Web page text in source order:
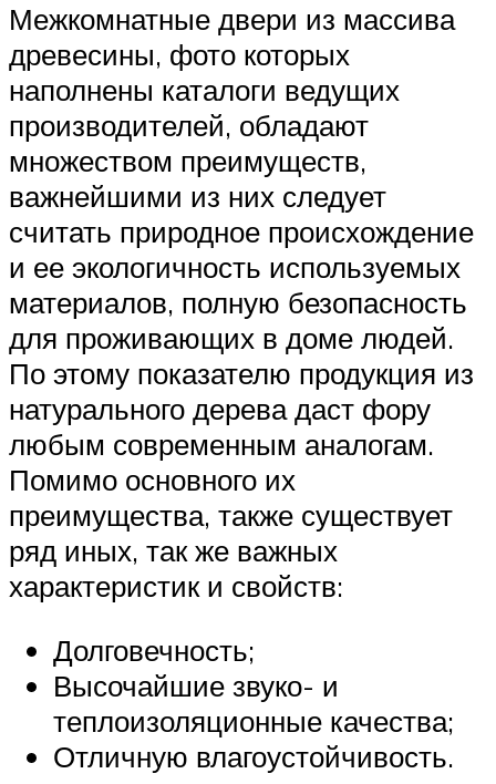
Межкомнатные двери из массива
древесины, фото которых
наполнены каталоги ведущих
производителей, обладают
множеством преимуществ,
важнейшими из них следует
считать природное происхождение
и ее экологичность используемых
материалов, полную безопасность
для проживающих в доме людей.
По этому показателю продукция из
натурального дерева даст фору
любым современным аналогам.
Помимо основного их
преимущества, также существует
ряд иных, так же важных
характеристик и свойств:
Долговечность;
Высочайшие звуко- и
теплоизоляционные качества;
Отличную влагоустойчивость.